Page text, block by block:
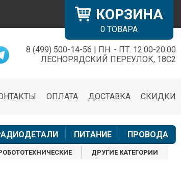
КОРЗИНА
0 ТОВАРА
8 (499) 500-14-56 | ПН. - ПТ. 12:00-20:00
ЛЕСНОРЯДСКИЙ ПЕРЕУЛОК, 18С2
СКИДКИ
ДОСТАВКА
ОПЛАТА
ПИТАНИЕ ПРОВОДА
ДРУГИЕ КАТЕГОРИИ